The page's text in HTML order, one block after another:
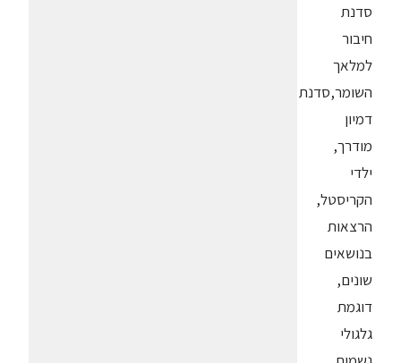
סדנת
חיבור
למלאך
השומר,סדנת
דמיון
מודרך,
ילדי
הקריסטל,
הרצאות
בנושאים
שונים,
דוגמת
גלגולי